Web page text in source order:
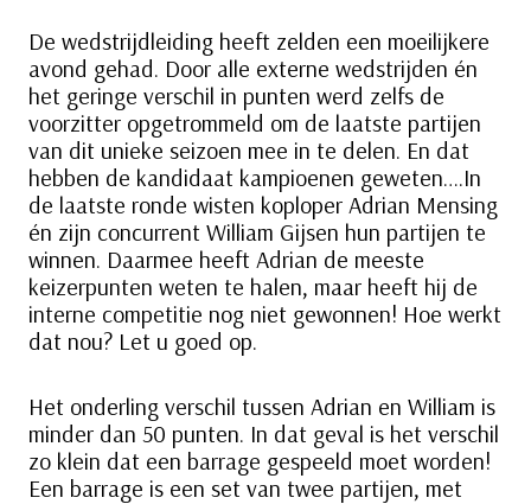
De wedstrijdleiding heeft zelden een moeilijkere
avond gehad. Door alle externe wedstrijden én
het geringe verschil in punten werd zelfs de
voorzitter opgetrommeld om de laatste partijen
van dit unieke seizoen mee in te delen. En dat
hebben de kandidaat kampioenen geweten….In
de laatste ronde wisten koploper Adrian Mensing
én zijn concurrent William Gijsen hun partijen te
winnen. Daarmee heeft Adrian de meeste
keizerpunten weten te halen, maar heeft hij de
interne competitie nog niet gewonnen! Hoe werkt
dat nou? Let u goed op.
Het onderling verschil tussen Adrian en William is
minder dan 50 punten. In dat geval is het verschil
zo klein dat een barrage gespeeld moet worden!
Een barrage is een set van twee partijen, met